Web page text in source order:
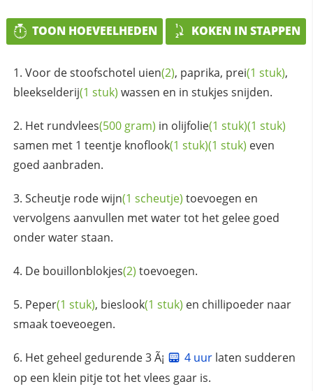
TOON HOEVEELHEDEN KOKEN IN STAPPEN
Voor de stoofschotel uien(2), paprika, prei(1 stuk),
bleekselderij(1 stuk) wassen en in stukjes snijden.
Het rundvlees(500 gram) in olijfolie(1 stuk)(1 stuk)
samen met 1 teentje knoflook(1 stuk)(1 stuk) even
goed aanbraden.
Scheutje rodewijn(1 scheutje) toevoegen en
vervolgens aanvullen met water tot het gelee goed
onder water staan.
De bouillonblokjes(2) toevoegen.
Peper(1 stuk), bieslook(1 stuk) en chillipoeder naar
smaak toeveoegen.
Het geheel gedurende 3 Ã¡ 4 uurlaten sudderen
op een klein pitje tot het vlees gaar is.